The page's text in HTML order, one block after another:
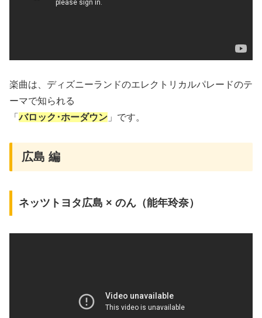
楽曲は、ディズニーランドのエレクトリカルパレードのテ
ーマで知られる
「バロック･ホーダウン 」です。
広島 編
ネッツトヨタ広島 × のん（能年玲奈）